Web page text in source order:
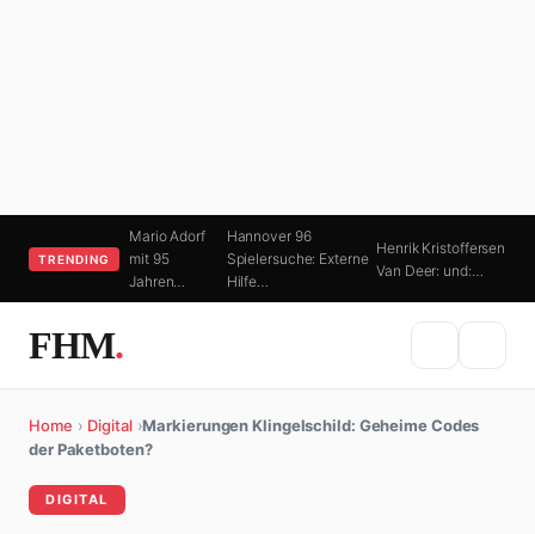
TRENDING
Mario Adorf
mit 95
Jahren…
Hannover 96
Spielersuche: Externe
Hilfe…
Henrik Kristoffersen
Van Deer: und:…
FHM.
Home › Digital ›Markierungen Klingelschild: Geheime Codes
der Paketboten?
DIGITAL